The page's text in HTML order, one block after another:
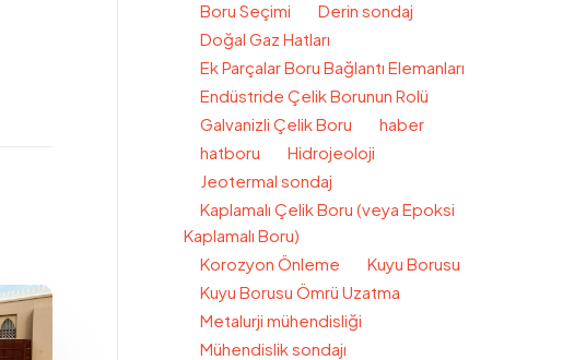
Boru Seçimi
Derin sondaj
Doğal Gaz Hatları
Ek Parçalar Boru Bağlantı Elemanları
Endüstride Çelik Borunun Rolü
Galvanizli Çelik Boru
haber
hatboru
Hidrojeoloji
Jeotermal sondaj
Kaplamalı Çelik Boru (veya Epoksi
Kaplamalı Boru)
Korozyon Önleme
Kuyu Borusu
Kuyu Borusu Ömrü Uzatma
Metalurji mühendisliği
Mühendislik sondajı